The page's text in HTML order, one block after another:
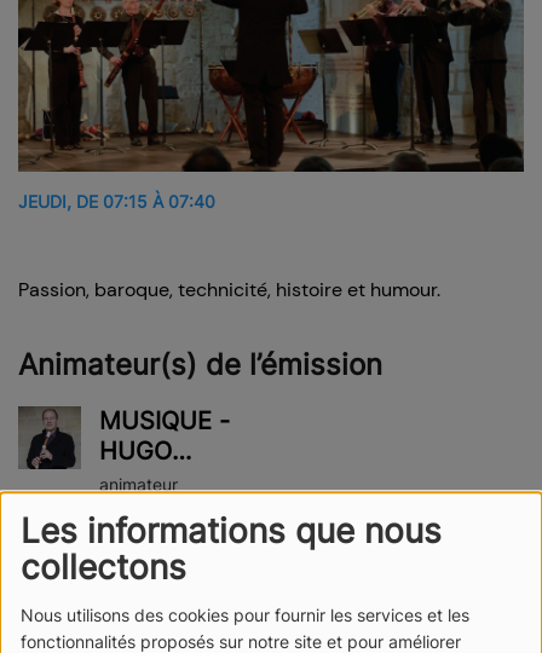
Les informations que nous
collectons
Nous utilisons des cookies pour fournir les services et les
fonctionnalités proposés sur notre site et pour améliorer
JEUDI, DE 07:15 À 07:40
Passion, baroque, technicité, histoire et humour.
Animateur(s) de l’émission
MUSIQUE -
HUGO
REYNE
animateur
Podcast(s) de l’émission
HUGO